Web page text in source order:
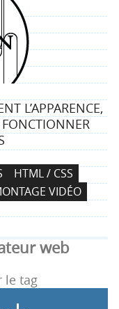
4
d
e
s
i
g
n
L’APPARENCE,
FONCTIONNER
HTML / CSS
VIDÉO
web
le tag